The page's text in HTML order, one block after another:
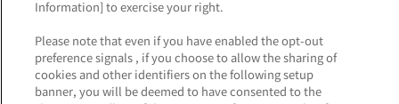
Information] to exercise your right.
Please note that even if you have enabled the opt-out
preference signals , if you choose to allow the sharing of
cookies and other identifiers on the following setup
banner, you will be deemed to have consented to the